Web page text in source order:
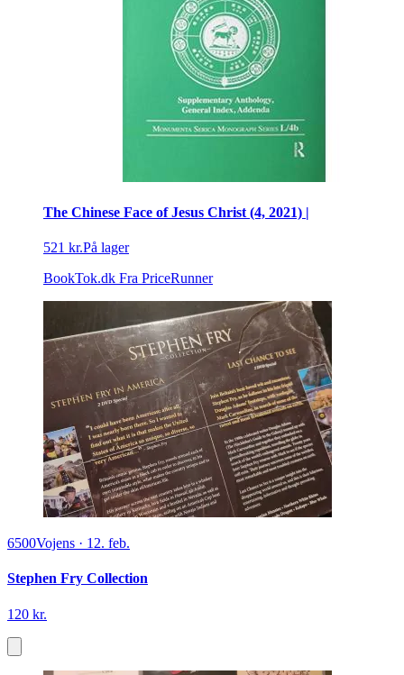
The Chinese Face of Jesus Christ (4, 2021) |
521 kr.På lager
BookTok.dk Fra PriceRunner
6500Vojens · 12. feb.
Stephen Fry Collection
120 kr.